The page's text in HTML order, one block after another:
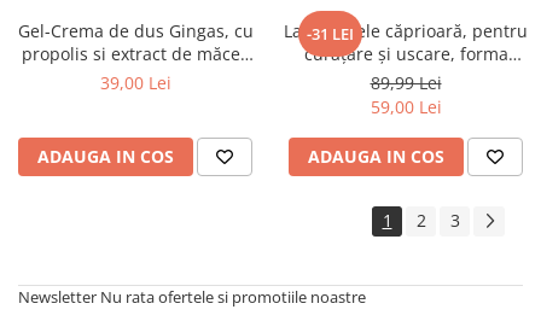
Gel-Crema de dus Gingas, cu
propolis si extract de măceș
organic, 1000 ml
39,00 Lei
ADAUGA IN COS
-31 LEI
Lavetă piele căprioară, pentru
curăţare şi uscare, forma
neregulată 38*30
89,99 Lei
59,00 Lei
ADAUGA IN COS
1 2 3
Newsletter Nu rata ofertele si promotiile noastre